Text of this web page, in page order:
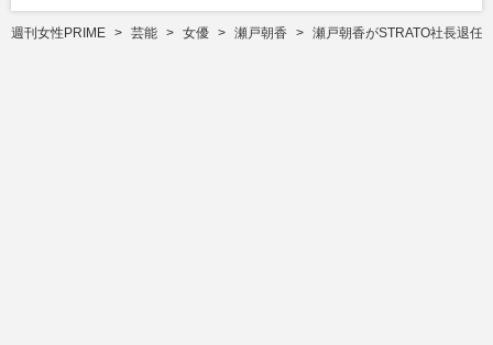
週刊女性PRIME 芸能 女優 瀬戸朝香 瀬戸朝香がSTRATO社長退任